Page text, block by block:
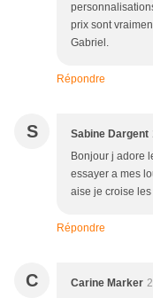
prix sont
Gabriel.
Répondre
S Sabine Dargent
Bonjour j adore
essayer a mes
aise je croise
Répondre
C Carine Marker